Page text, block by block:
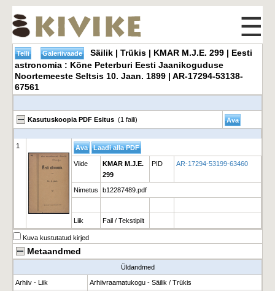
☰
Säilik | Trükis | KMAR M.J.E. 299 | Eesti
astronomia : Kõne Peterburi Eesti Jaanikoguduse
Noortemeeste Seltsis 10. Jaan. 1899 | AR-17294-53138-
67561
Kasutuskoopia PDF Esitus (1 faili)
1
Viide
KMAR M.J.E.
299
PID AR-17294-53199-63460
Nimetus b12287489.pdf
Liik Fail / Tekstipilt
Kuva kustutatud kirjed
Metaandmed
Üldandmed
Arhiiv - Liik Arhiivraamatukogu - Säilik / Trükis